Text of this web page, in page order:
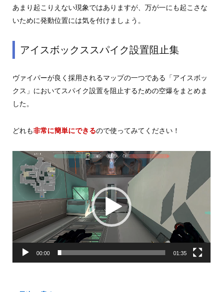
あまり起こりえない現象ではありますが、万が一にも起こさな
いために発動位置には気を付けましょう。
アイスボックススパイク設置阻止集
ヴァイパーが良く採用されるマップの一つである「アイスボッ
クス」においてスパイク設置を阻止するための空爆をまとめま
した。
どれも非常に簡単にできるので使ってみてください！
プ
ー
00:00 01:35